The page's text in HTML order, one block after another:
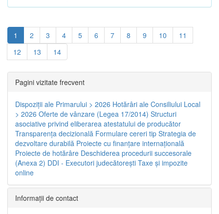
1 2 3 4 5 6 7 8 9 10
11
12
13 14
Pagini vizitate frecvent
Dispoziţii ale Primarului > 2026 Hotărâri ale Consiliului Local
> 2026 Oferte de vânzare (Legea 17/2014) Structuri
asociative privind eliberarea atestatului de producător
Transparenţa decizională Formulare cereri tip Strategia de
dezvoltare durabilă Proiecte cu finanţare internaţională
Proiecte de hotărâre Deschiderea procedurii succesorale
(Anexa 2) DDI - Executori judecătorești Taxe şi impozite
online
Informaţii de contact